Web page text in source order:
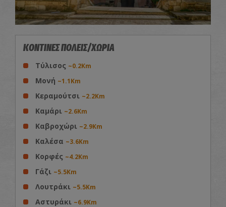
ΚΟΝΤΙΝΕΣ ΠΟΛΕΙΣ/ΧΩΡΙΑ
Τύλισος ~0.2Km
Μονή ~1.1Km
Κεραμούτσι ~2.2Km
Καμάρι ~2.6Km
Καβροχώρι ~2.9Km
Καλέσα ~3.6Km
Κορφές ~4.2Km
Γάζι ~5.5Km
Λουτράκι ~5.5Km
Αστυράκι ~6.9Km